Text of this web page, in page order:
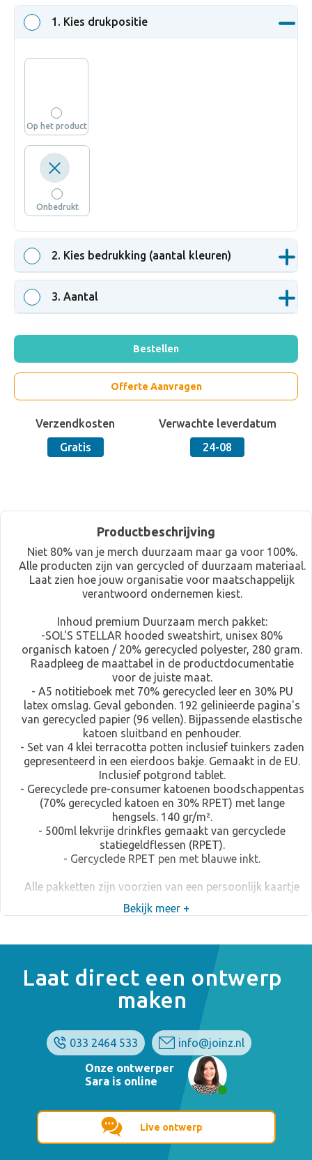
1 . Kies drukpositie
Op het product
Onbedrukt
2. Kies bedrukking (aantal kleuren)
3. Aantal
Bestellen
Offerte Aanvragen
Verzendkosten
Gratis
Verwachte leverdatum
24-08
Productbeschrijving
Niet 80% van je merch duurzaam maar ga voor 100%.
Alle producten zijn van gercycled of duurzaam materiaal.
Laat zien hoe jouw organisatie voor maatschappelijk
verantwoord ondernemen kiest.
Inhoud premium Duurzaam merch pakket:
-SOL'S STELLAR hooded sweatshirt, unisex 80%
organisch katoen / 20% gerecycled polyester, 280 gram.
Raadpleeg de maattabel in de productdocumentatie
voor de juiste maat.
- A5 notitieboek met 70% gerecycled leer en 30% PU
latex omslag. Geval gebonden. 192 gelinieerde pagina's
van gerecycled papier (96 vellen). Bijpassende elastische
katoen sluitband en penhouder.
- Set van 4 klei terracotta potten inclusief tuinkers zaden
gepresenteerd in een eierdoos bakje. Gemaakt in de EU.
Inclusief potgrond tablet.
- Gerecyclede pre-consumer katoenen boodschappentas
(70% gerecycled katoen en 30% RPET) met lange
hengsels. 140 gr/m².
- 500ml lekvrije drinkfles gemaakt van gercyclede
statiegeldflessen (RPET).
- Gercyclede RPET pen met blauwe inkt.
Alle pakketten zijn voorzien van een persoonlijk kaartje
en een sticker die over de bruine duurzame giftbox heen
gaat.
Bekijk meer +
Laat direct een ontwerp
maken
033 2464 533
info@joinz.nl
Onze ontwerper
Sara is online
Live ontwerp